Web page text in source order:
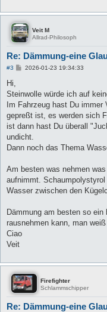
Veit M
Allrad-Philosoph
Re: Dämmung-eine
#3
B
r
a
2026-01-23 19:34:33
Hi,
Steinwolle würde ich auf
Im Fahrzeug hast Du
gepreßt ist, es werden sich
ist dann hast Du überall
undicht.
Dann noch das Thema
Am besten was nehmen
aufnimmt.
Wasser zwischen den
Dämmung am besten so ein
rausnehmen kann, man
Ciao
Veit
Firefighter
Schlammschipper
Re: Dämmung-eine